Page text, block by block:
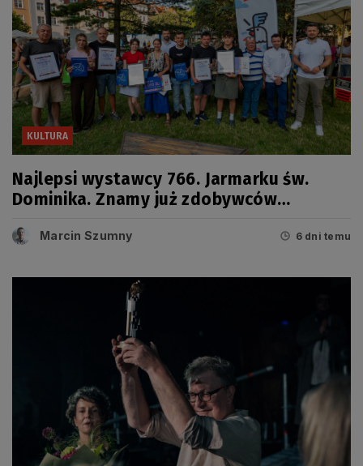
KULTURA
Najlepsi wystawcy 766. Jarmarku św.
Dominika. Znamy już zdobywców
Marcin Szumny 6 dni temu